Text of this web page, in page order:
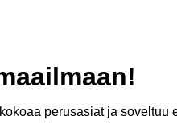
perusasiat ja